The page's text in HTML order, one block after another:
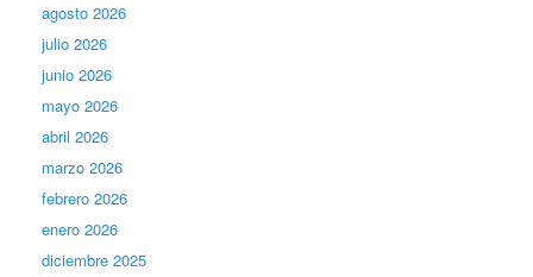
agosto 2026
julio 2026
junio 2026
mayo 2026
abril 2026
marzo 2026
febrero 2026
enero 2026
diciembre 2025